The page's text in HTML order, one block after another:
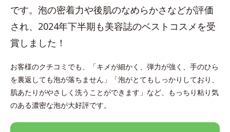
です。泡の密着力や後肌のなめらかさなどが評価
され、2024年下半期も美容誌のベストコスメを受
賞しました！
お客様のクチコミでも、「キメが細かく、弾力が強く、手のひら
を裏返しても泡が落ちません」「泡がとてもしっかりしており、
肌あたりがやさしく洗うことができます」など、もっちり粘り気
のある濃密な泡が大好評です。